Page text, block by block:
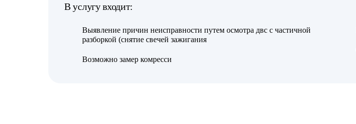
В услугу входит:
Выявление причин неисправности путем осмотра двс с частичной
разборкой (снятие свечей зажигания
Возможно замер комресси